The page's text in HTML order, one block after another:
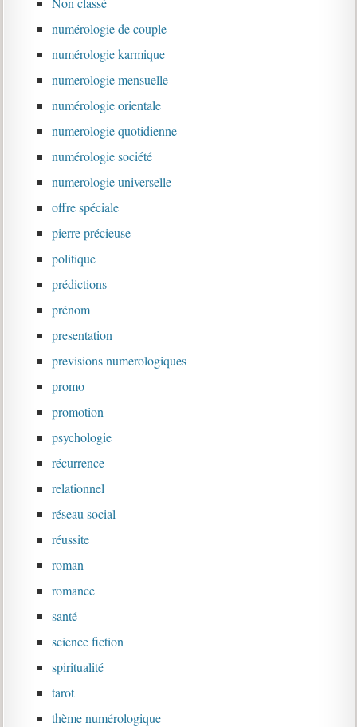
numérologie de couple
numérologie karmique
numerologie mensuelle
numérologie orientale
numerologie quotidienne
numérologie société
numerologie universelle
offre spéciale
pierre précieuse
politique
prédictions
prénom
presentation
previsions numerologiques
promo
promotion
psychologie
récurrence
relationnel
réseau social
réussite
roman
romance
santé
science fiction
spiritualité
tarot
thème numérologique